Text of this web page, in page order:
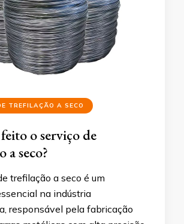
TREFILAÇÃO A SECO
o serviço de
a seco?
trefilação a seco é um
na indústria
responsável pela fabricação